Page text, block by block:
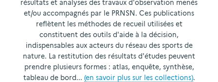
résultats et analyses des travaux d'observation menés
et/ou accompagnés par le PRNSN. Ces publications
reflètent les méthodes de recueil utilisées et
constituent des outils d'aide à la décision,
indispensables aux acteurs du réseau des sports de
nature. La restitution des résultats d'études peuvent
prendre plusieurs formes : atlas, enquête, synthèse,
tableau de bord... (en savoir plus sur les collections).